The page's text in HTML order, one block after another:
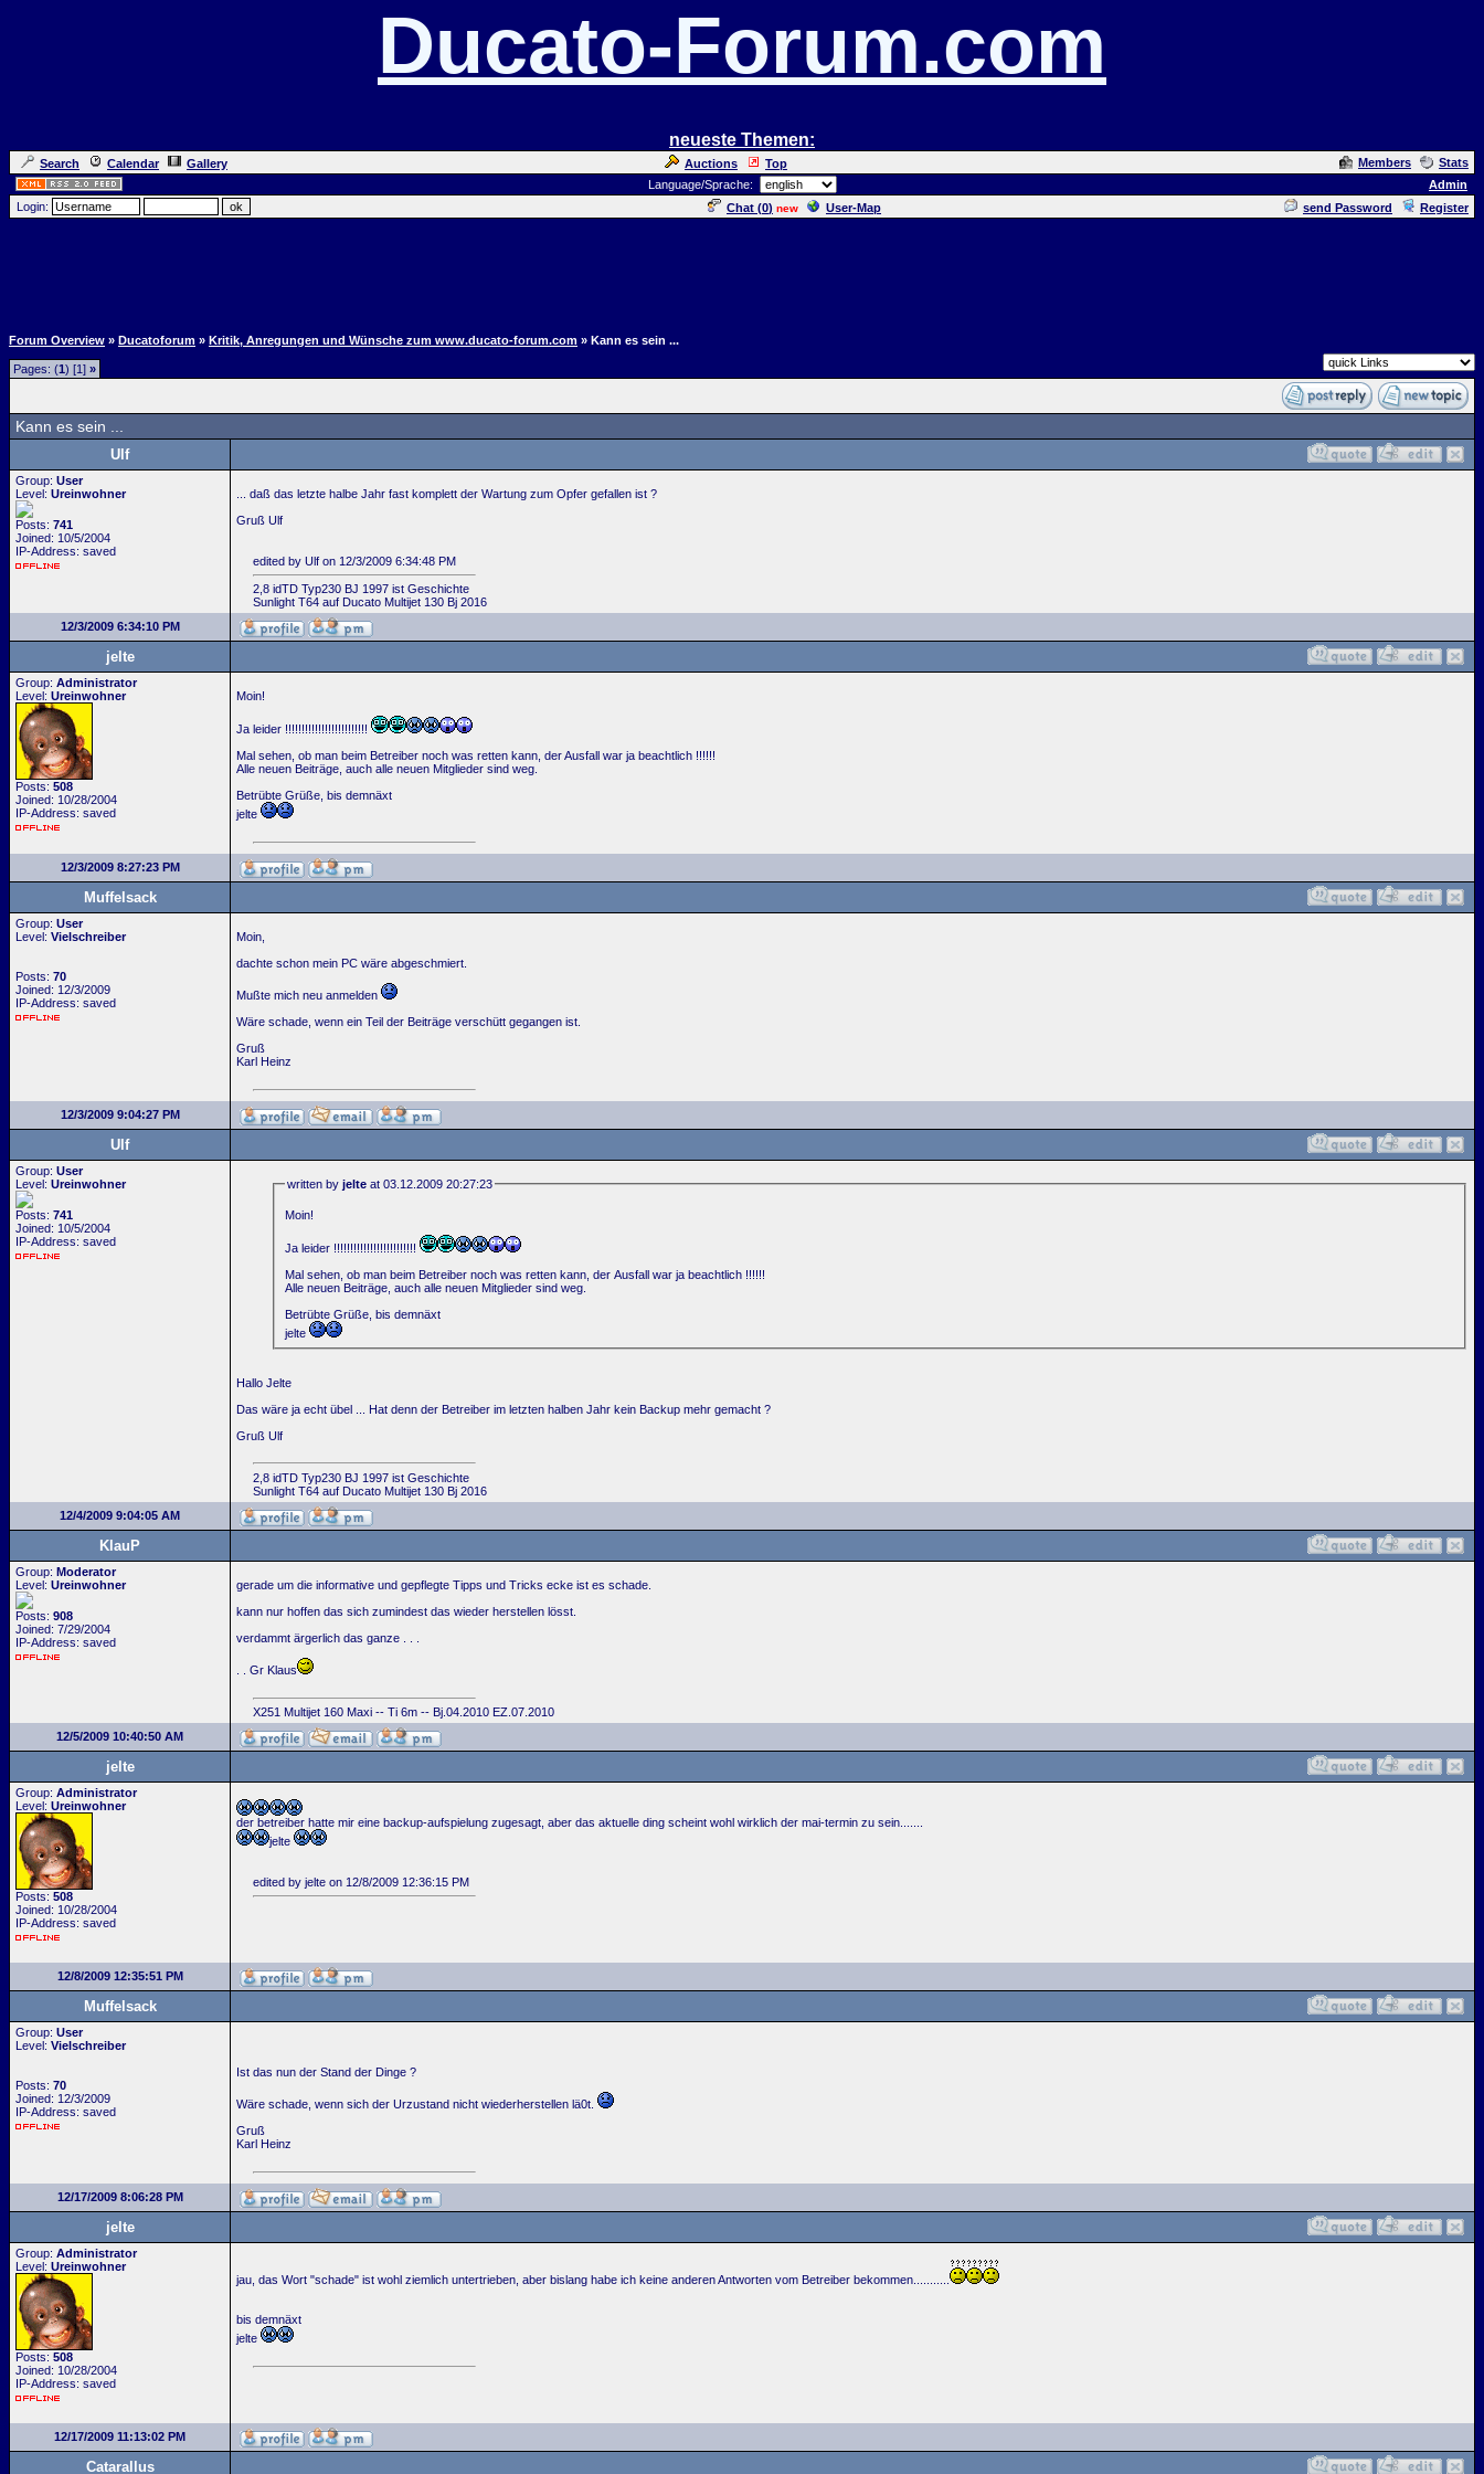
Ducato-Forum.com
neueste Themen:
Search Calendar Gallery Auctions Top Members
Stats
Language/Sprache:
Admin
Login:
Chat (0) new User-Map send Password Register
Forum Overview » Ducatoforum » Kritik, Anregungen und Wünsche zum www.ducato-forum.com » Kann es sein ...
Pages: (1) [1] »
Kann es sein ...
Ulf
Group: User
Level: Ureinwohner
Posts: 741
Joined: 10/5/2004
IP-Address: saved
... daß das letzte halbe Jahr fast komplett der Wartung zum Opfer gefallen ist ?
Gruß Ulf
edited by Ulf on 12/3/2009 6:34:48 PM
2,8 idTD Typ230 BJ 1997 ist Geschichte
Sunlight T64 auf Ducato Multijet 130 Bj 2016
12/3/2009 6:34:10 PM
jelte
Group: Administrator
Level: Ureinwohner
Posts: 508
Joined: 10/28/2004
IP-Address: saved
Moin!
Ja leider !!!!!!!!!!!!!!!!!!!!!!!!!
Mal sehen, ob man beim Betreiber noch was retten kann, der Ausfall war ja beachtlich !!!!!!
Alle neuen Beiträge, auch alle neuen Mitglieder sind weg.
Betrübte Grüße, bis demnäxt
jelte
12/3/2009 8:27:23 PM
Muffelsack
Group: User
Level: Vielschreiber
Posts: 70
Joined: 12/3/2009
IP-Address: saved
Moin,
dachte schon mein PC wäre abgeschmiert.
Mußte mich neu anmelden
Wäre schade, wenn ein Teil der Beiträge verschütt gegangen ist.
Gruß
Karl Heinz
12/3/2009 9:04:27 PM
Ulf
Group: User
Level: Ureinwohner
Posts: 741
Joined: 10/5/2004
IP-Address: saved
written by jelteat 03.12.2009 20:27:23
Moin!
Ja leider !!!!!!!!!!!!!!!!!!!!!!!!!
Mal sehen, ob man beim Betreiber noch was retten kann, der Ausfall war ja beachtlich !!!!!!
Alle neuen Beiträge, auch alle neuen Mitglieder sind weg.
Betrübte Grüße, bis demnäxt
jelte
Hallo Jelte
Das wäre ja echt übel ... Hat denn der Betreiber im letzten halben Jahr kein Backup mehr gemacht ?
Gruß Ulf
2,8 idTD Typ230 BJ 1997 ist Geschichte
Sunlight T64 auf Ducato Multijet 130 Bj 2016
12/4/2009 9:04:05 AM
KlauP
Group: Moderator
Level: Ureinwohner
Posts: 908
Joined: 7/29/2004
IP-Address: saved
gerade um die informative und gepflegte Tipps und Tricks ecke ist es schade.
kann nur hoffen das sich zumindest das wieder herstellen lösst.
verdammt ärgerlich das ganze . . .
. . Gr Klaus
X251 Multijet 160 Maxi -- Ti 6m -- Bj.04.2010 EZ.07.2010
12/5/2009 10:40:50 AM
jelte
Group: Administrator
Level: Ureinwohner
Posts: 508
Joined: 10/28/2004
IP-Address: saved
der betreiber hatte mir eine backup-aufspielung zugesagt, aber das aktuelle ding scheint wohl wirklich der mai-termin zu sein.......
jelte
edited by jelte on 12/8/2009 12:36:15 PM
12/8/2009 12:35:51 PM
Muffelsack
Group: User
Level: Vielschreiber
Posts: 70
Joined: 12/3/2009
IP-Address: saved
Ist das nun der Stand der Dinge ?
Wäre schade, wenn sich der Urzustand nicht wiederherstellen lä0t.
Gruß
Karl Heinz
12/17/2009 8:06:28 PM
jelte
Group: Administrator
Level: Ureinwohner
Posts: 508
Joined: 10/28/2004
IP-Address: saved
jau, das Wort "schade" ist wohl ziemlich untertrieben, aber bislang habe ich keine anderen Antworten vom Betreiber bekommen...........
bis demnäxt
jelte
12/17/2009 11:13:02 PM
Catarallus